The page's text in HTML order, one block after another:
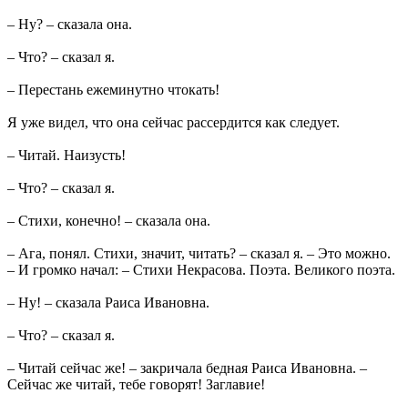
– Ну? – сказала она.
– Что? – сказал я.
– Перестань ежеминутно чтокать!
Я уже видел, что она сейчас рассердится как следует.
– Читай. Наизусть!
– Что? – сказал я.
– Стихи, конечно! – сказала она.
– Ага, понял. Стихи, значит, читать? – сказал я. – Это можно.
– И громко начал: – Стихи Некрасова. Поэта. Великого поэта.
– Ну! – сказала Раиса Ивановна.
– Что? – сказал я.
– Читай сейчас же! – закричала бедная Раиса Ивановна. –
Сейчас же читай, тебе говорят! Заглавие!